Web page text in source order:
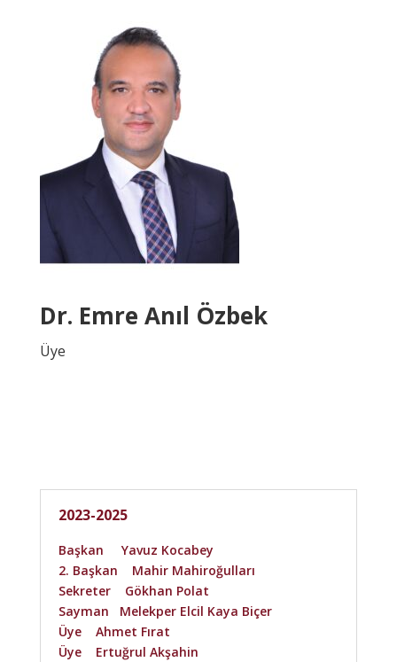
Dr. Emre Anıl Özbek
Üye
2023-2025
Başkan Yavuz Kocabey
2. Başkan Mahir Mahiroğulları
Sekreter Gökhan Polat
Sayman Melekper Elcil Kaya Biçer
Üye Ahmet Fırat
Üye Ertuğrul Akşahin